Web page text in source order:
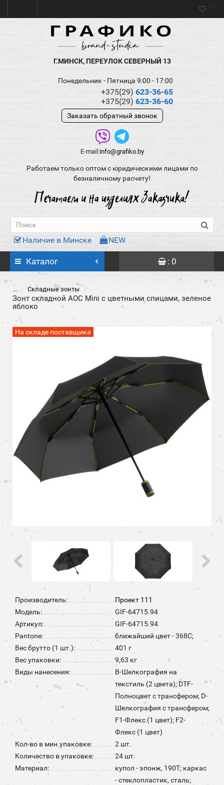
Г.МИНСК, ПЕРЕУЛОК СЕВЕРНЫЙ 13
Понедельник - Пятница 9:00 - 17:00
+375(29) 623-36-65
+375(29) 623-36-60
Заказать обратный звонок
E-mail:info@grafiko.by
Работаем только оптом с юридическими лицами по
безналичному расчету!
Наличие в Минске NEW
Каталог : 0
... Складные зонты
Зонт складной AOC Mini с цветными спицами, зеленое
яблоко
На складе поставщика
Производитель:
Проект 111
Модель:
GIF-64715.94
Артикул:
GIF-64715.94
Pantone:
ближайший цвет - 368C;
Вес брутто (1 шт.):
401 г
Вес упаковки:
9,63 кг
Виды нанесения:
B-Шелкография на
текстиль (2 цвета); DTF-
Полноцвет с трансфером; D-
Шелкография с трансфером;
F1-Флекс (1 цвет); F2-
Флекс (1 цвет)
Кол-во в мин.упаковке:
2 шт.
Количество в упаковке:
24 шт.
Материал:
купол - эпонж, 190Т; каркас
- стеклопластик, сталь;